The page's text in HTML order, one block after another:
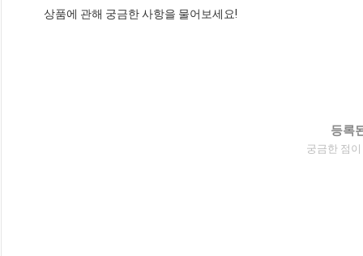
상품에 관해 궁금한 사항을 물어보세요!
등록
궁금한 점